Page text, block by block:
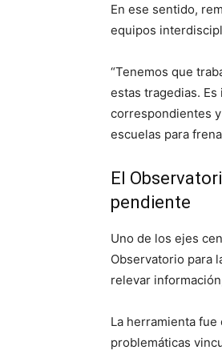
En ese sentido,
equipos
“Tenemos que
estas tragedias.
correspondientes
escuelas para
El
pendiente
Uno de los ejes
Observatorio para
relevar
La herramienta
problemáticas